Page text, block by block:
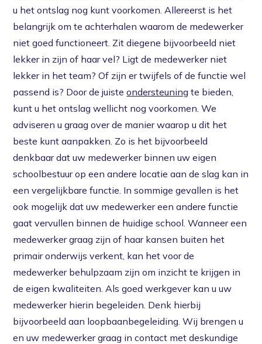
u het ontslag nog kunt voorkomen. Allereerst is het
belangrijk om te achterhalen waarom de medewerker
niet goed functioneert. Zit diegene bijvoorbeeld niet
lekker in zijn of haar vel? Ligt de medewerker niet
lekker in het team? Of zijn er twijfels of de functie wel
passend is? Door de juisteondersteuning te bieden,
kunt u het ontslag wellicht nog voorkomen. We
adviseren u graag over de manier waarop u dit het
beste kunt aanpakken. Zo is het bijvoorbeeld
denkbaar dat uw medewerker binnen uw eigen
schoolbestuur op een andere locatie aan de slag kan in
een vergelijkbare functie. In sommige gevallen is het
ook mogelijk dat uw medewerker een andere functie
gaat vervullen binnen de huidige school. Wanneer een
medewerker graag zijn of haar kansen buiten het
primair onderwijs verkent, kan het voor de
medewerker behulpzaam zijn om inzicht te krijgen in
de eigen kwaliteiten. Als goed werkgever kan u uw
medewerker hierin begeleiden. Denk hierbij
bijvoorbeeld aan loopbaanbegeleiding. Wij brengen u
en uw medewerker graag in contact met deskundige